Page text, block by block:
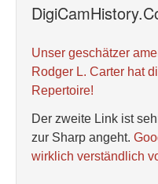
Unser geschätzer
Rodger L. Carter hat
Repertoire!
Der zweite Link ist
zur Sharp angeht.
wirklich verständlich